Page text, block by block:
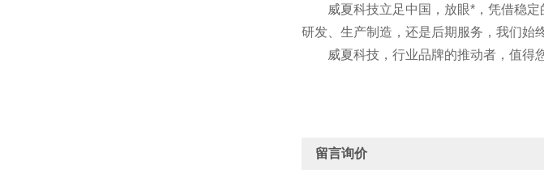
威夏科技立足中国，放眼*，凭借稳定
研发、生产制造，还是后期服务，我们始
威夏科技，行业品牌的推动者，值得
留言询价